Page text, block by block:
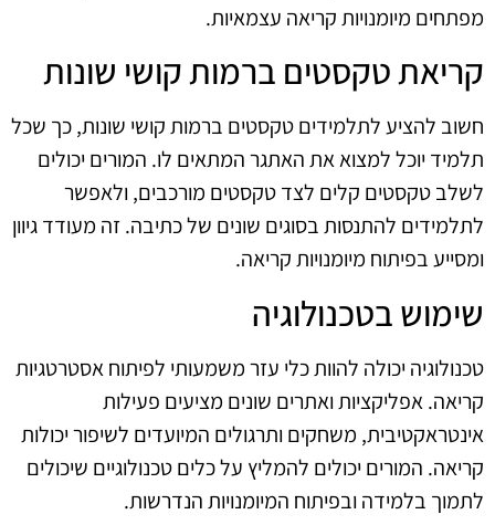
מפתחים מיומנויות קריאה עצמאיות.
קריאת טקסטים ברמות קושי שונות
חשוב להציע לתלמידים טקסטים ברמות קושי שונות, כך שכל
תלמיד יוכל למצוא את האתגר המתאים לו. המורים יכולים
לשלב טקסטים קלים לצד טקסטים מורכבים, ולאפשר
לתלמידים להתנסות בסוגים שונים של כתיבה. זה מעודד גיוון
ומסייע בפיתוח מיומנויות קריאה.
שימוש בטכנולוגיה
טכנולוגיה יכולה להוות כלי עזר משמעותי לפיתוח אסטרטגיות
קריאה. אפליקציות ואתרים שונים מציעים פעילות
אינטראקטיבית, משחקים ותרגולים המיועדים לשיפור יכולות
קריאה. המורים יכולים להמליץ על כלים טכנולוגיים שיכולים
לתמוך בלמידה ובפיתוח המיומנויות הנדרשות.